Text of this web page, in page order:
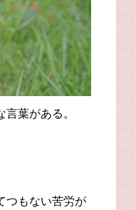
葉がある。
つもない苦労が